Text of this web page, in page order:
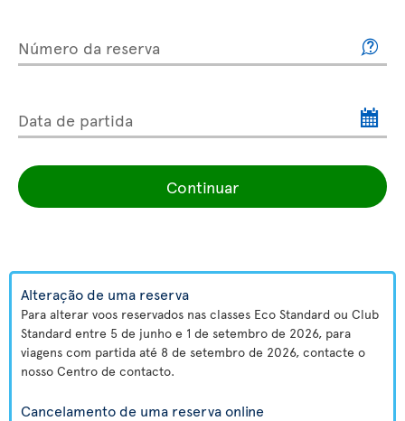
Número da reserva
Data de partida
Continuar
Alteração de uma reserva
Para alterar voos reservados nas classes Eco Standard ou Club
Standard entre 5 de junho e 1 de setembro de 2026, para
viagens com partida até 8 de setembro de 2026, contacte o
nosso Centro de contacto.
Cancelamento de uma reserva online